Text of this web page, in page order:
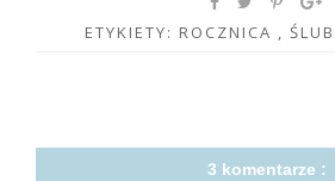
ETYKIETY: ROCZNICA , ŚLUB
3 komentarze :